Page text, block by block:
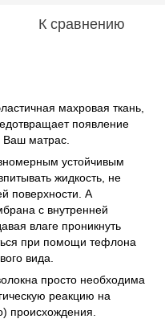
К сравнению
махровая ткань,
появление
Ваш матрас.
устойчивым
жидкость, не
поверхности. А
с внутренней
влаге проникнуть
при помощи тефлона
вида.
просто необходима
реакцию на
происхождения.